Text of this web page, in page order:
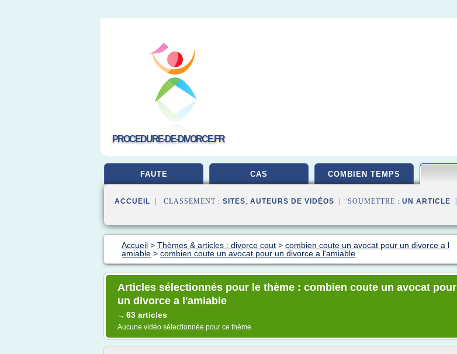
PROCEDURE-DE-DIVORCE.FR
FAUTE CAS COMBIEN TEMPS
ACCUEIL | CLASSEMENT : SITES, AUTEURS DE VIDÉOS | SOUMETTRE : UN ARTICLE
Accueil > Thèmes & articles : divorce cout > combien coute un avocat pour un divorce a l
amiable > combien coute un avocat pour un divorce a l'amiable
Articles sélectionnés pour le thème : combien coute un avocat pour
un divorce a l'amiable
→ 63 articles
Aucune vidéo sélectionnée pour ce thème